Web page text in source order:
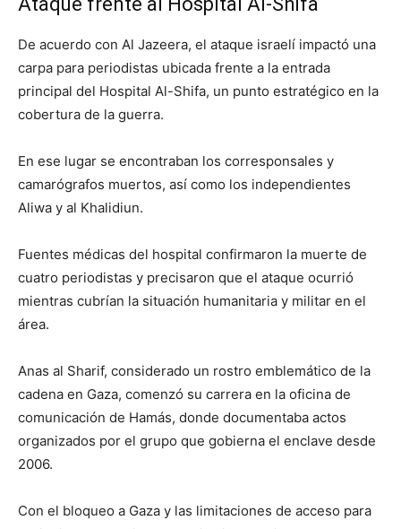
De acuerdo con Al Jazeera, el ataque israelí impactó una
carpa para periodistas ubicada frente a la entrada
principal del Hospital Al-Shifa, un punto estratégico en la
cobertura de la guerra.
En ese lugar se encontraban los corresponsales y
camarógrafos muertos, así como los independientes
Aliwa y al Khalidiun.
Fuentes médicas del hospital confirmaron la muerte de
cuatro periodistas y precisaron que el ataque ocurrió
mientras cubrían la situación humanitaria y militar en el
área.
Anas al Sharif, considerado un rostro emblemático de la
cadena en Gaza, comenzó su carrera en la oficina de
comunicación de Hamás, donde documentaba actos
organizados por el grupo que gobierna el enclave desde
2006.
Con el bloqueo a Gaza y las limitaciones de acceso para